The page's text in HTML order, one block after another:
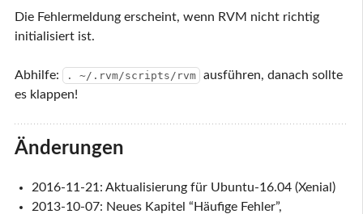
Die Fehlermeldung erscheint, wenn RVM nicht richtig
initialisiert ist.
Abhilfe: . ~/.rvm/scripts/rvm
ausführen, danach sollte
es klappen!
Änderungen
2016-11-21: Aktualisierung für Ubuntu-16.04 (Xenial)
2013-10-07: Neues Kapitel “Häufige Fehler”,